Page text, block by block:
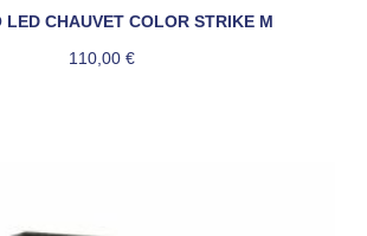
LED CHAUVET COLOR STRIKE M
110,00 €